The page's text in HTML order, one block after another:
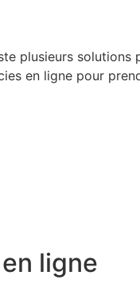
plusieurs
en ligne pour
ligne